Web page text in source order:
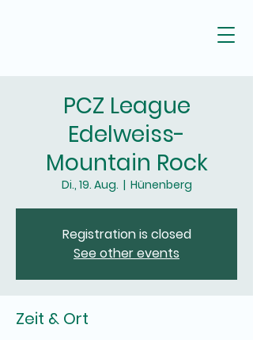
PCZ League
Edelweiss-
Mountain Rock
Di., 19. Aug.
  |
Hünenberg
Registration is closed
See other events
Zeit & Ort